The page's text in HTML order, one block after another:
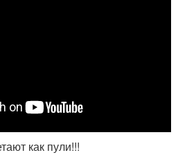
как пули!!!